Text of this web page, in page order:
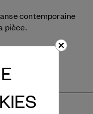
contemporaine
pièce.